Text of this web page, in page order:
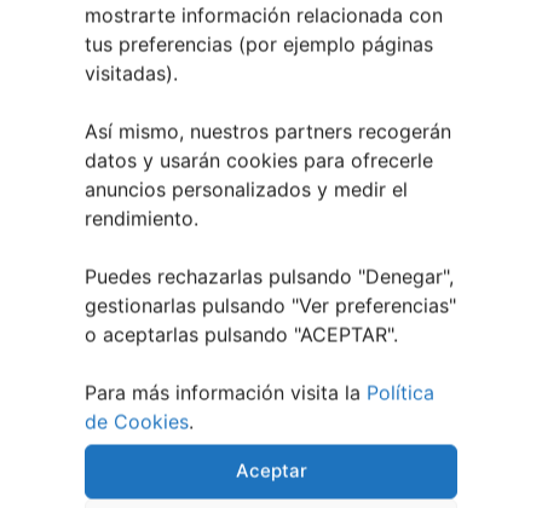
mostrarte información relacionada con
tus preferencias (por ejemplo páginas
visitadas).
Así mismo, nuestros partners recogerán
datos y usarán cookies para ofrecerle
anuncios personalizados y medir el
rendimiento.
Puedes rechazarlas pulsando "Denegar",
gestionarlas pulsando "Ver preferencias"
o aceptarlas pulsando "ACEPTAR".
Para más información visita la Política
de Cookies.
Aceptar
4 agosto, 2026
Berete Rock 2026 | Festival de Rock de
Chapela